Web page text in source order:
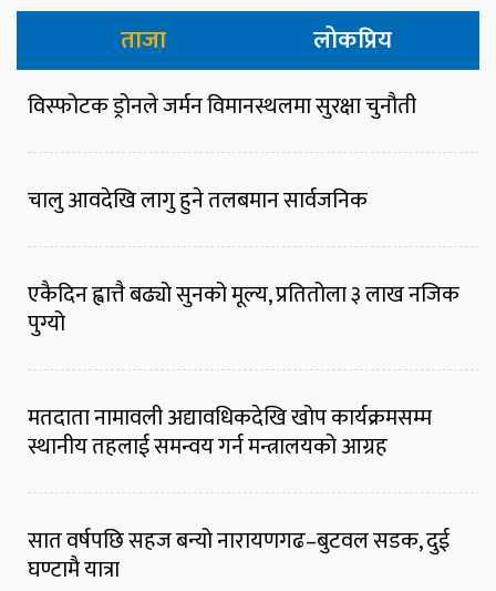
ताजा लोकप्रिय
विस्फोटक ड्रोनले जर्मन विमानस्थलमा सुरक्षा चुनौती
चालु आवदेखि लागु हुने तलबमान सार्वजनिक
एकैदिन ह्वात्तै बढ्यो सुनको मूल्य, प्रतितोला ३ लाख नजिक
पुग्यो
मतदाता नामावली अद्यावधिकदेखि खोप कार्यक्रमसम्म
स्थानीय तहलाई समन्वय गर्न मन्त्रालयको आग्रह
सात वर्षपछि सहज बन्यो नारायणगढ–बुटवल सडक, दुई
घण्टामै यात्रा